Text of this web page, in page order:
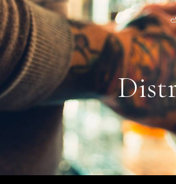
Panneau de gestion des cookies